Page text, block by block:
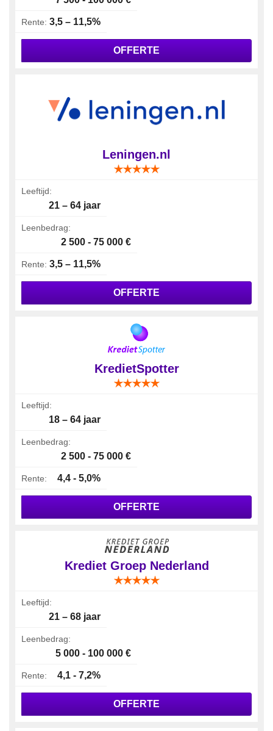
Rente: 3,5 – 11,5%
OFFERTE
Leningen.nl
Leeftijd:
21 – 64 jaar
Leenbedrag:
2 500 - 75 000 €
Rente: 3,5 – 11,5%
OFFERTE
KredietSpotter
Leeftijd:
18 – 64 jaar
Leenbedrag:
2 500 - 75 000 €
Rente: 4,4 - 5,0%
OFFERTE
Krediet Groep Nederland
Leeftijd:
21 – 68 jaar
Leenbedrag:
5 000 - 100 000 €
Rente: 4,1 - 7,2%
OFFERTE